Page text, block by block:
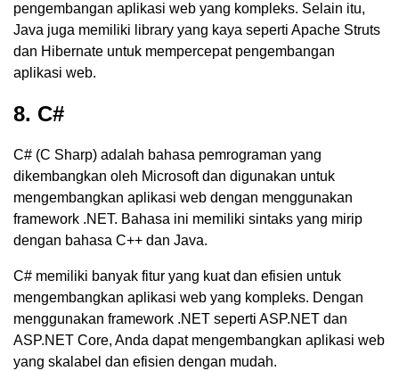
pengembangan aplikasi web yang kompleks. Selain itu,
Java juga memiliki library yang kaya seperti Apache Struts
dan Hibernate untuk mempercepat pengembangan
aplikasi web.
8. C#
C# (C Sharp) adalah bahasa pemrograman yang
dikembangkan oleh Microsoft dan digunakan untuk
mengembangkan aplikasi web dengan menggunakan
framework .NET. Bahasa ini memiliki sintaks yang mirip
dengan bahasa C++ dan Java.
C# memiliki banyak fitur yang kuat dan efisien untuk
mengembangkan aplikasi web yang kompleks. Dengan
menggunakan framework .NET seperti ASP.NET dan
ASP.NET Core, Anda dapat mengembangkan aplikasi web
yang skalabel dan efisien dengan mudah.